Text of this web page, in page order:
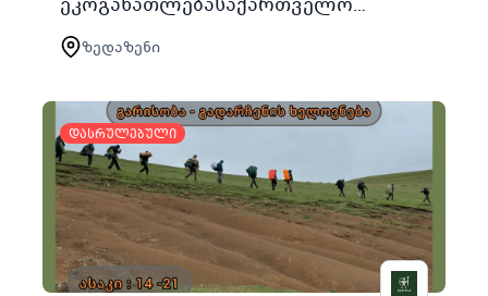
EcoEdGeo და გიწვევთ ერთ დღიან
გასვლით ვორქშოფზე რომელიც 12
ოქტომბერს ზედაზნის მიმდებარე
ტერიტორიაზე გა…
ზედაზენი
დასრულებული